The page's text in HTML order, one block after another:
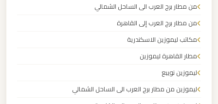
من مطار برج العرب الى الساحل الشمالي
من مطار برج العرب إلى القاهرة
مكاتب ليموزين الاسكندرية
مطار القاهرة ليموزين
ليموزين نويبع
ليموزين من مطار برج العرب الى الساحل الشمالي
مرسي
مطروح
ليموزين
مرسي